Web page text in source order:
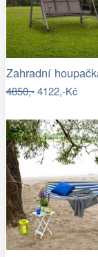
4850,-4122,-Kč